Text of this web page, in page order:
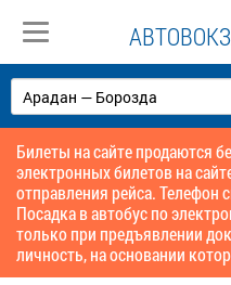
Билеты на сайте продаются
электронных билетов на
отправления рейса.
Посадка в автобус по
только при предъявлении
личность, на основании